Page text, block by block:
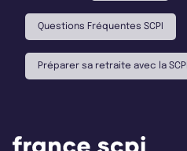
Questions Fréquentes SCPI
Préparer sa retraite avec la SCPI